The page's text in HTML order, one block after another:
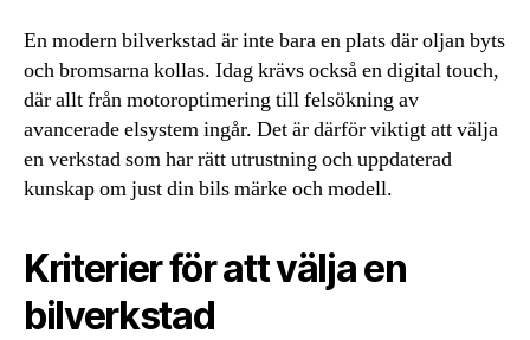
En modern bilverkstad är inte bara en plats där oljan byts
och bromsarna kollas. Idag krävs också en digital touch,
där allt från motoroptimering till felsökning av
avancerade elsystem ingår. Det är därför viktigt att välja
en verkstad som har rätt utrustning och uppdaterad
kunskap om just din bils märke och modell.
Kriterier för att välja en
bilverkstad